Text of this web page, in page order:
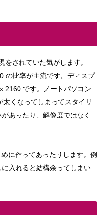
されていた気がします。
の比率が主流です。ディスプ
2160 です。ノートパソコン
くなってしまってスタイリ
あったり、解像度ではなく
に作ってあったりします。例
入れると結構余ってしまい